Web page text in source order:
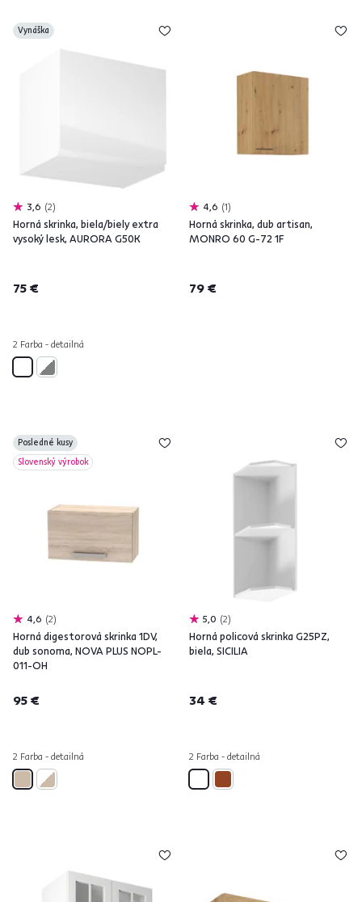
Vynáška
3,6 2
Horná skrinka, biela/biely extra
vysoký lesk, AURORA G50K
75 €
2 Farba - detailná
4,6 1
Horná skrinka, dub artisan,
MONRO 60 G-72 1F
79 €
Posledné kusy
Slovenský výrobok
4,6 2
Horná digestorová skrinka 1DV,
dub sonoma, NOVA PLUS NOPL-
011-OH
95 €
2 Farba - detailná
5,0 2
Horná policová skrinka G25PZ,
biela, SICILIA
34 €
2 Farba - detailná